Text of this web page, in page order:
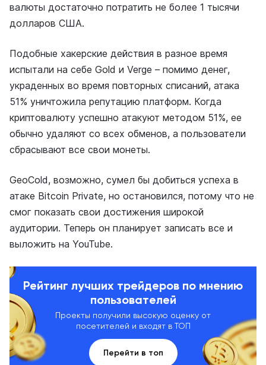
валюты достаточно потратить не более 1 тысячи
долларов США.
Подобные хакерские действия в разное время
испытали на себе Gold и Verge – помимо денег,
украденных во время повторных списаний, атака
51% уничтожила репутацию платформ. Когда
криптовалюту успешно атакуют методом 51%, ее
обычно удаляют со всех обменов, а пользователи
сбрасывают все свои монеты.
GeoCold, возможно, сумел бы добиться успеха в
атаке Bitcoin Private, но остановился, потому что не
смог показать свои достижения широкой
аудитории. Теперь он планирует записать все и
выложить на YouTube.
Рейтинг лучших трейдеров по мнению
пользователей
Проекты получили высокую оценку от
посетителей и входят в ТОП
Перейти в топ